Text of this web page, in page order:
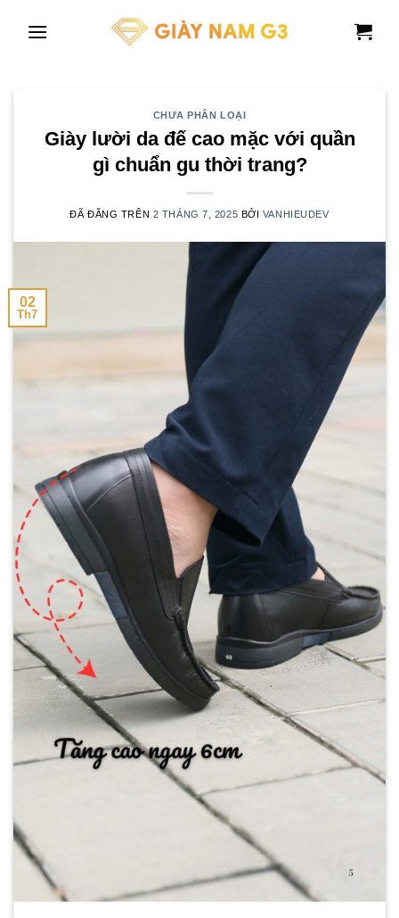
CHƯA PHÂN LOẠI
Giày lười da đế cao mặc với quần
gì chuẩn gu thời trang?
ĐÃ ĐĂNG TRÊN 2 THÁNG 7, 2025 BỞI VANHIEUDEV
02
Th7